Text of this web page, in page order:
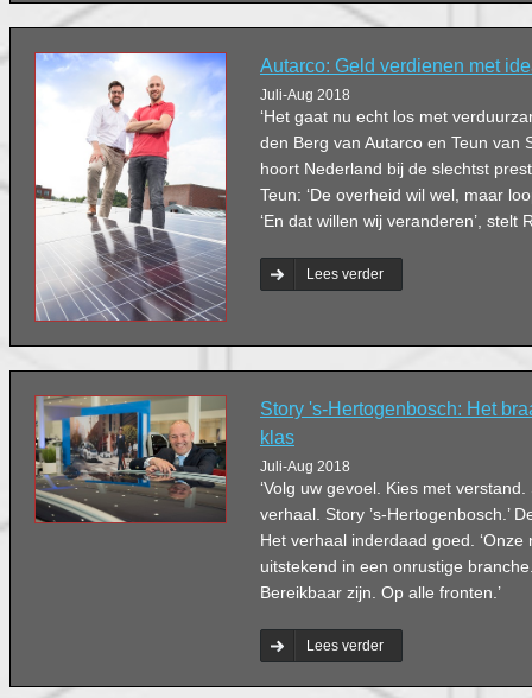
Autarco: Geld verdienen met
Juli-Aug 2018
‘Het gaat nu echt los met
den Berg van Autarco en Teun van
hoort Nederland bij de slechtst
Teun: ‘De overheid wil wel, maar
‘En dat willen wij veranderen’, stelt
Lees verder
Story 's-Hertogenbosch: Het
klas
Juli-Aug 2018
‘Volg uw gevoel. Kies met
verhaal. Story ’s-Hertogenbosch.’
Het verhaal inderdaad goed.
uitstekend in een onrustige
Bereikbaar zijn. Op alle fronten.’
Lees verder